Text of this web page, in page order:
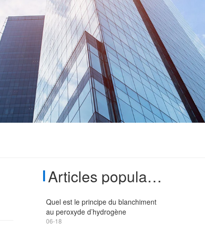
Articles populaires
Quel est le principe du blanchiment
au peroxyde d’hydrogène
06-18